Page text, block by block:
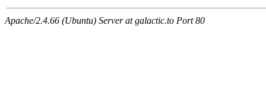
Apache/2.4.66 (Ubuntu) Server at galactic.to Port 80